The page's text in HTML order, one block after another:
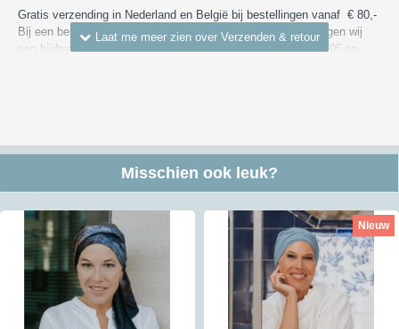
Gratis verzending in Nederland en België bij bestellingen vanaf € 80,-
Bij een bestelling met een waarde van minder dan € 80,- vragen wij
een bijdrage in de bezorgkosten binnen Nederland vanaf € 4,95 en
Retour:
kun je gebruik maken van ons antwoordnummer - hiervoor moet je het
etiket gebruiken dat je na de aanmelding van je retour ontvangt. Een
retour kan vaak gratis teruggestuurd via dat antwoordnummer maar
niet altijd; lees hierna hoe dat werkt. Een geheel gratis retour is
niet
mogelijk voor zendingen met een verzendbewijs of track&trace code
verstuurd worden of voor doosjes. Hiervoor berekenen wij de helft aan
kosten aan je door. Verstuur je het via een brievenbus zonder
Misschien ook leuk?
Nieuw